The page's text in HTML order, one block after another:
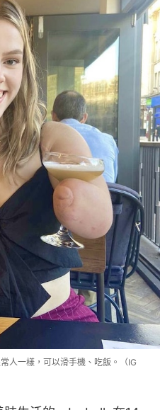
人一樣，可以滑手機、吃飯。（IG